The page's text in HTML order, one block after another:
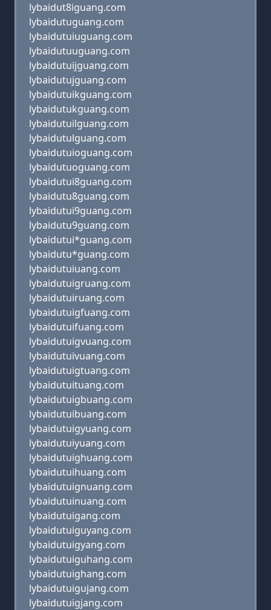
lybaidut8iguang.com
lybaidutuguang.com
lybaidutuiuguang.com
lybaidutuuguang.com
lybaidutuijguang.com
lybaidutujguang.com
lybaidutuikguang.com
lybaidutukguang.com
lybaidutuilguang.com
lybaidutulguang.com
lybaidutuioguang.com
lybaidutuoguang.com
lybaidutui8guang.com
lybaidutu8guang.com
lybaidutui9guang.com
lybaidutu9guang.com
lybaidutui*guang.com
lybaidutu*guang.com
lybaidutuiuang.com
lybaidutuigruang.com
lybaidutuiruang.com
lybaidutuigfuang.com
lybaidutuifuang.com
lybaidutuigvuang.com
lybaidutuivuang.com
lybaidutuigtuang.com
lybaidutuituang.com
lybaidutuigbuang.com
lybaidutuibuang.com
lybaidutuigyuang.com
lybaidutuiyuang.com
lybaidutuighuang.com
lybaidutuihuang.com
lybaidutuignuang.com
lybaidutuinuang.com
lybaidutuigang.com
lybaidutuiguyang.com
lybaidutuigyang.com
lybaidutuiguhang.com
lybaidutuighang.com
lybaidutuigujang.com
lybaidutuigjang.com